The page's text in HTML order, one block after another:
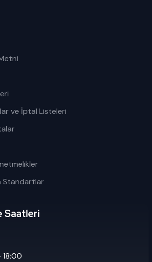
ve İptal Listeleri
Standartlar
Saatleri